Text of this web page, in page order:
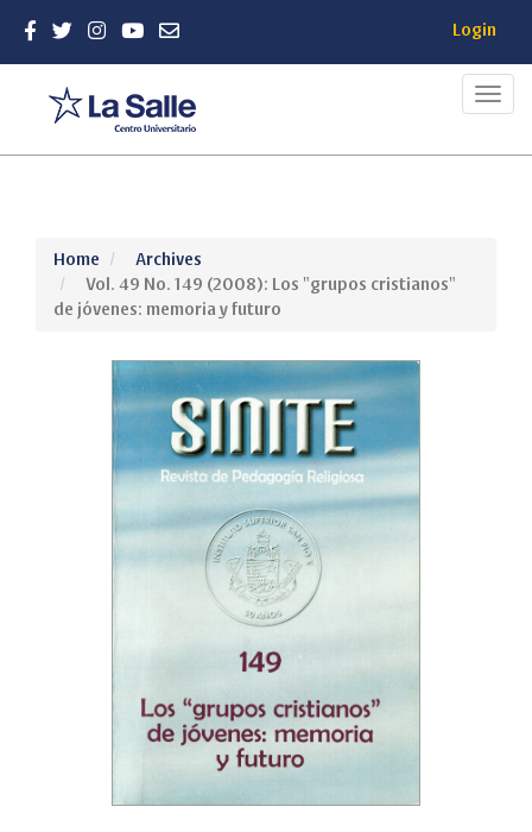
Navigation
Login
Home
Archives
Vol. 49 No. 149 (2008): Los "grupos cristianos"
de jóvenes: memoria y futuro